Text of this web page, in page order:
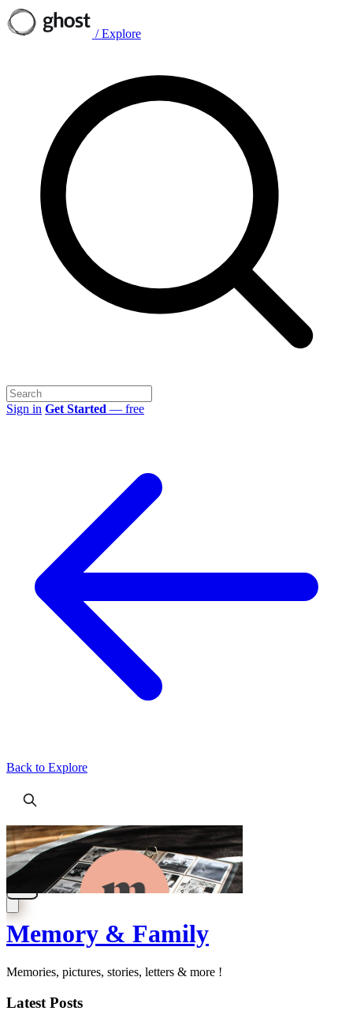
/ Explore
Sign in Get Started — free
Back to Explore
Memory & Family
Memories, pictures, stories, letters & more !
Latest Posts